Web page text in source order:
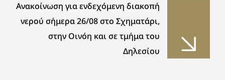
Ανακοίνωση για ενδεχόμενη διακοπή
νερού σήμερα 26/08 στο Σχηματάρι,
στην Οινόη και σε τμήμα του
Δηλεσίου